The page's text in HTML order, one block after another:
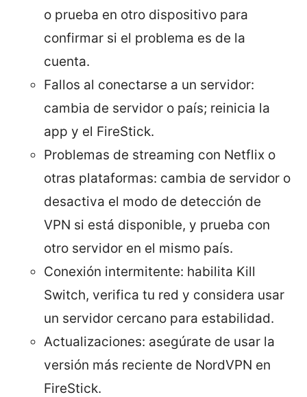
o prueba en otro dispositivo para
confirmar si el problema es de la
cuenta.
Fallos al conectarse a un servidor:
cambia de servidor o país; reinicia la
app y el FireStick.
Problemas de streaming con Netflix o
otras plataformas: cambia de servidor o
desactiva el modo de detección de
VPN si está disponible, y prueba con
otro servidor en el mismo país.
Conexión intermitente: habilita Kill
Switch, verifica tu red y considera usar
un servidor cercano para estabilidad.
Actualizaciones: asegúrate de usar la
versión más reciente de NordVPN en
FireStick.